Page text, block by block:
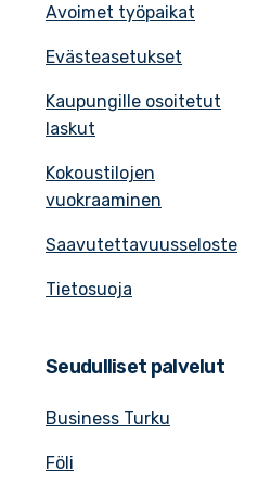
Avoimet työpaikat
Evästeasetukset
Kaupungille osoitetut
laskut
Kokoustilojen
vuokraaminen
Saavutettavuusseloste
Tietosuoja
Seudulliset palvelut
Business Turku
Föli